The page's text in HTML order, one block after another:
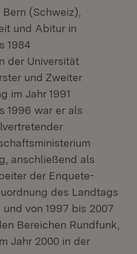
Bern (Schweiz),
und Abitur in
1984
der Universität
und Zweiter
im Jahr 1991
1996 war er als
anschließend als
der Enquete-
des Landtags
von 1997 bis 2007
Bereichen Rundfunk,
Jahr 2000 in der